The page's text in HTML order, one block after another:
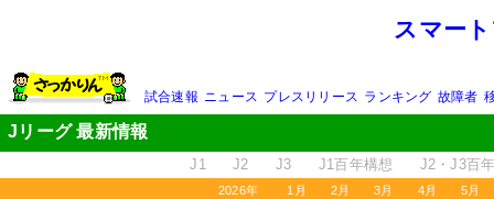
スマー
試合速報 ニュース プレスリリース ランキング 故障者
Jリーグ 最新情報
J1 J2 J3 J1百年構想 J2・J3百
2026年 1月 2月 3月 4月 5月